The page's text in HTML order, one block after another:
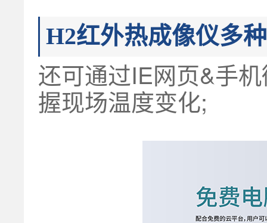
H2红外热成像仪多
还可通过IE网页&手
握现场温度变化;